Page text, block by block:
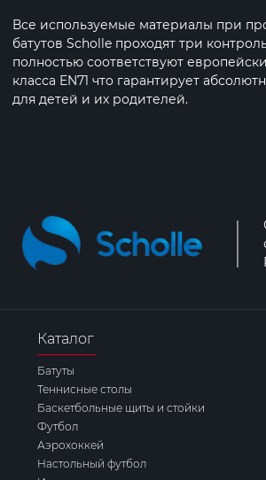
Все используемые материалы при
батутов Scholle проходят три
полностью соответствуют
класса EN71 что гарантирует
для детей и их родителей.
Каталог
Батуты
Теннисные столы
Баскетбольные щиты и стойки
Футбол
Аэрохоккей
Настольный футбол